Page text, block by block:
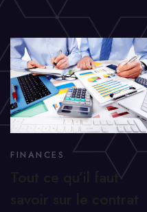
FINANCES
Tout ce qu’il faut